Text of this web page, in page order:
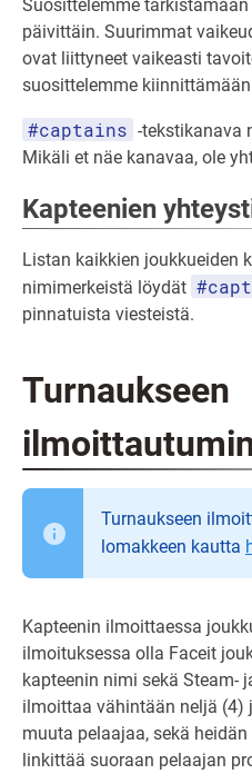
Suosittelemme
päivittäin. Suurimmat
ovat liittyneet vaikeasti
suosittelemme
#captains -tekstikanava
Mikäli et näe kanavaa, ole
Kapteenien
Listan kaikkien joukkueiden
nimimerkeistä löydät
pinnatuista viesteistä.
Turnaukseen
Turnaukseen
lomakkeen kautta
Kapteenin ilmoittaessa
ilmoituksessa olla Faceit
kapteenin nimi sekä Steam-
ilmoittaa vähintään neljä (4)
muuta pelaajaa, sekä
linkittää suoraan pelaajan